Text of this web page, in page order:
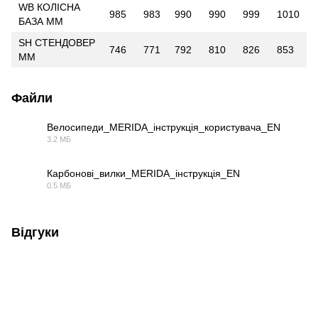
WB КОЛІСНА
БАЗА ММ
985 983 990 990 999 1010
SH СТЕНДОВЕР
ММ
746 771 792 810 826 853
Файли
Велосипеди_MERIDA_інструкція_користувача_EN
3.2 МБ
Карбонові_вилки_MERIDA_інструкція_EN
0.5 МБ
Відгуки